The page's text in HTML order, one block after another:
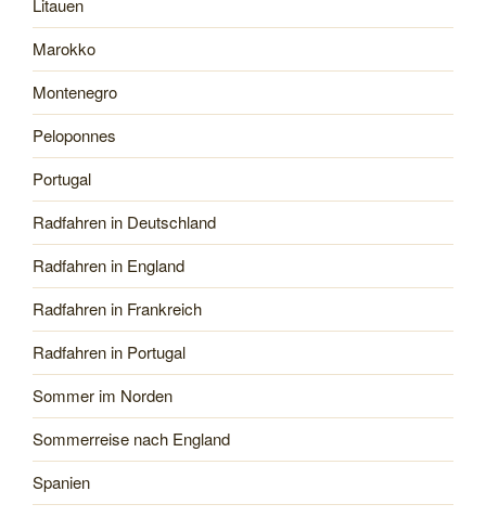
Litauen
Marokko
Montenegro
Peloponnes
Portugal
Radfahren in Deutschland
Radfahren in England
Radfahren in Frankreich
Radfahren in Portugal
Sommer im Norden
Sommerreise nach England
Spanien